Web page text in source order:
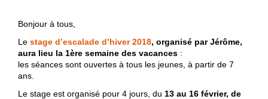
Bonjour à tous,
Le stage d’escalade d’hiver 2018, organisé par Jérôme,
aura lieu la 1ère semaine des vacances :
les séances sont ouvertes à tous les jeunes, à partir de 7
ans.
Le stage est organisé pour 4 jours, du 13 au 16 février, de